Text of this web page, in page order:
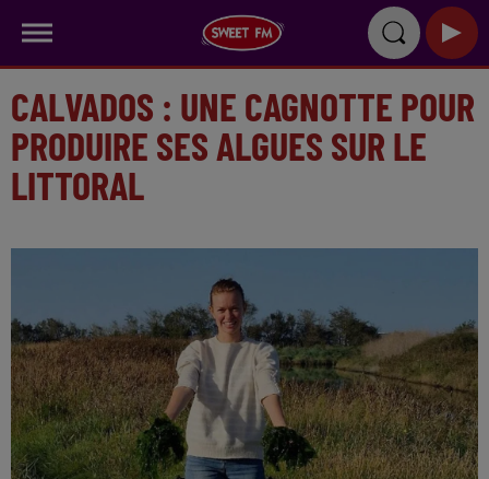
CALVADOS : UNE CAGNOTTE POUR
PRODUIRE SES ALGUES SUR LE
LITTORAL